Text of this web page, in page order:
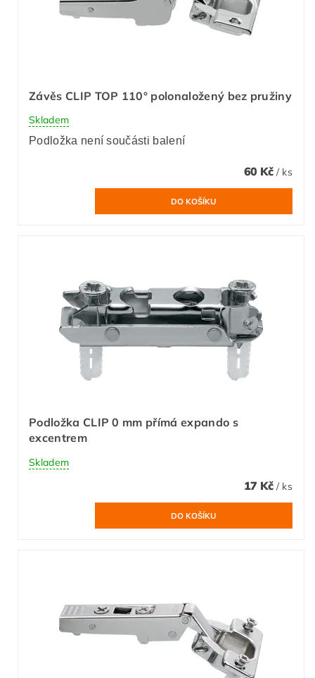
Závěs CLIP TOP 110° polonaložený bez pružiny
Skladem
Podložka není součásti balení
60 Kč / ks
Podložka CLIP 0 mm přímá expando s
excentrem
Skladem
17 Kč / ks